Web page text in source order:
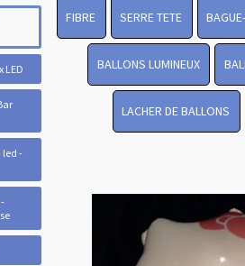
LED
led -
FIBRE SERRE TETE
BALLONS LUMINEUX
LACHER DE BALLONS